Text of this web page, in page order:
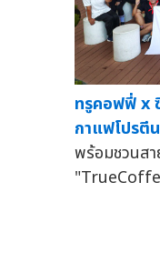
ทรูคอฟฟี่ x
กาแฟโปรตี
พร้อมชวนส